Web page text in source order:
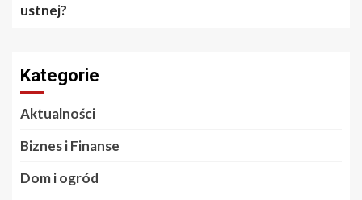
ustnej?
Kategorie
Aktualności
Biznes i Finanse
Dom i ogród